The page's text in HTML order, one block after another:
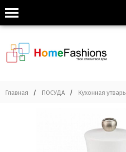
Главная / ПОСУДА / Кухонная утварь